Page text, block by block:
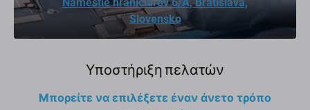
Slovensko
Υποστήριξη πελατών
Μπορείτε να επιλέξετε έναν άνετο τρόπο